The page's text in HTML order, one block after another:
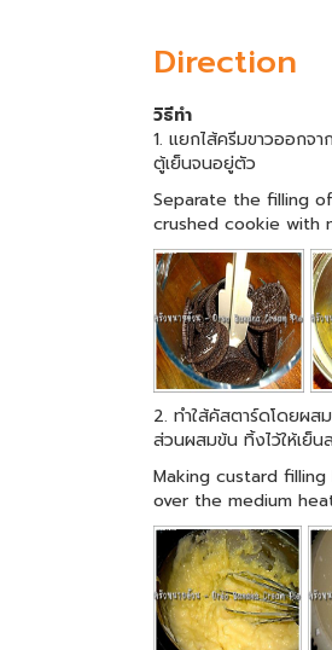
Direction
วิธีทำ
1. แยกไส้ครีมขาวออกจ
ตู้เย็นจนอยู่ตัว
Separate the filling
crushed cookie with
2. ทำใส้คัสตาร์ดโดยผส
ส่วนผสมข้น ทิ้งไว้ให้เย็
Making custard
over the medium